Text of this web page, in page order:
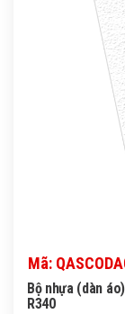
Mã:
Bộ nhựa (dàn
R340